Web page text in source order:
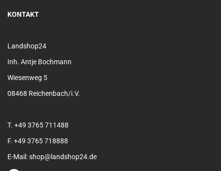
KONTAKT
Landshop24
Inh. Antje Bochmann
Wiesenweg 5
08468 Reichenbach/i.V.
T. +49 3765 711488
F. +49 3765 718888
E-Mail: shop@landshop24.de